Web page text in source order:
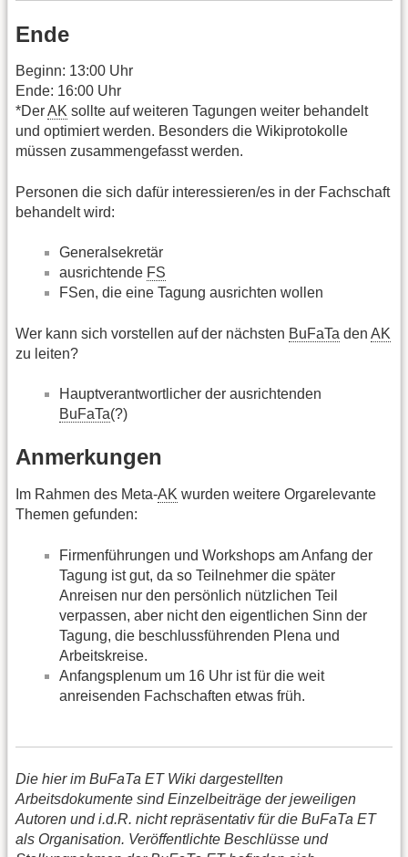
Ende
Beginn: 13:00 Uhr
Ende: 16:00 Uhr
*DerAK sollte auf weiteren Tagungen weiter behandelt
und optimiert werden. Besonders die Wikiprotokolle
müssen zusammengefasst werden.
Personen die sich dafür interessieren/es in der Fachschaft
behandelt wird:
Generalsekretär
ausrichtende FS
FSen, die eine Tagung ausrichten wollen
Wer kann sich vorstellen auf der nächsten BuFaTa den AK
zu leiten?
Hauptverantwortlicher der ausrichtenden
BuFaTa(?)
Anmerkungen
Im Rahmen des Meta-AK wurden weitere Orgarelevante
Themen gefunden:
Firmenführungen und Workshops am Anfang der
Tagung ist gut, da so Teilnehmer die später
Anreisen nur den persönlich nützlichen Teil
verpassen, aber nicht den eigentlichen Sinn der
Tagung, die beschlussführenden Plena und
Arbeitskreise.
Anfangsplenum um 16 Uhr ist für die weit
anreisenden Fachschaften etwas früh.
Die hier im BuFaTa ET Wiki dargestellten
Arbeitsdokumente sind Einzelbeiträge der jeweiligen
Autoren und i.d.R. nicht repräsentativ für die BuFaTa ET
als Organisation. Veröffentlichte Beschlüsse und